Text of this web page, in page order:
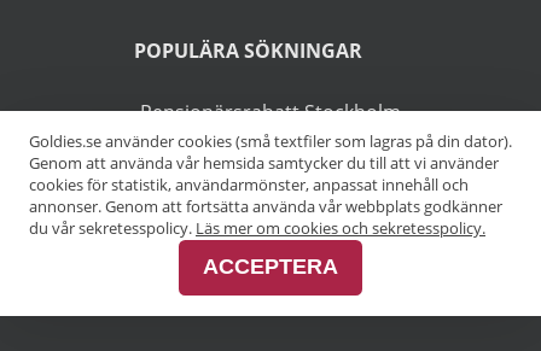
POPULÄRA SÖKNINGAR
Pensionärsrabatt Stockholm
Pensionärsrabatt Göteborg
Pensionärsrabatt Malmö
Pensionärsrabatt Skåne
Goldies.se använder cookies (små textfiler som lagras på din dator).
Genom att använda vår hemsida samtycker du till att vi använder
cookies för statistik, användarmönster, anpassat innehåll och
annonser. Genom att fortsätta använda vår webbplats godkänner
du vår sekretesspolicy. Läs mer om cookies och sekretesspolicy.
ACCEPTERA